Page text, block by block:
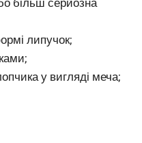
більш серйозна
липучок;
у вигляді меча;